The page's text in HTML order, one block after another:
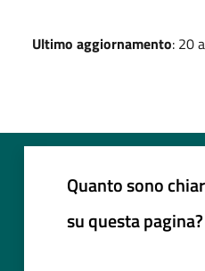
Ultimo aggiornamento: 20
Quanto sono
su questa pagina?